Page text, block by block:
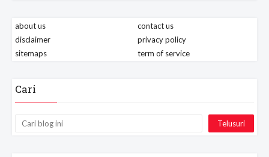
about us
contact us
disclaimer
privacy policy
sitemaps
term of service
Cari